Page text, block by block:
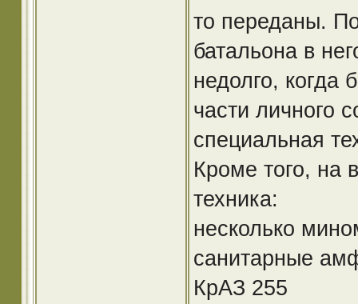
то переданы.
батальона в
недолго, когда
части личного
специальная
Кроме того, на
техника:
несколько
санитарные
КрАЗ 255